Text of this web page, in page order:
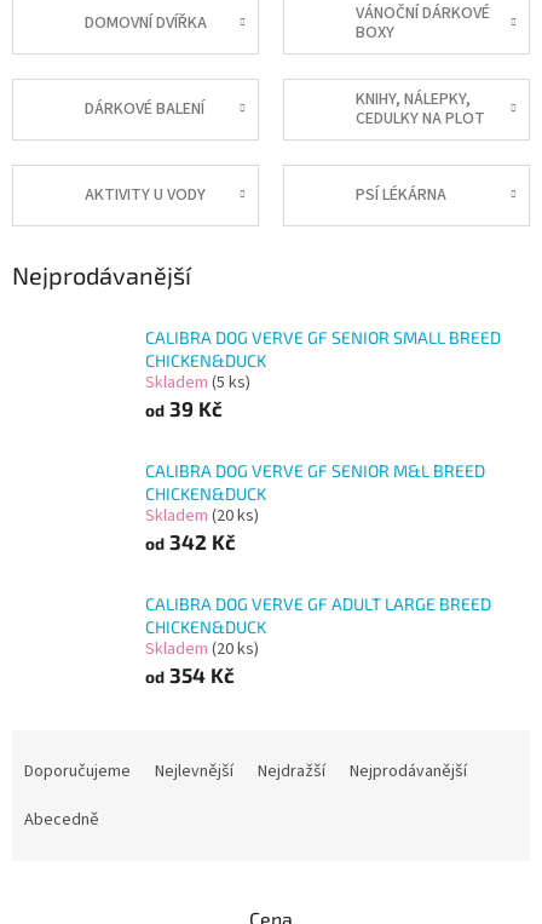
DOMOVNÍ DVÍŘKA
VÁNOČNÍ DÁRKOVÉ
BOXY
DÁRKOVÉ BALENÍ
KNIHY, NÁLEPKY,
CEDULKY NA PLOT
AKTIVITY U VODY PSÍ LÉKÁRNA
Nejprodávanější
CALIBRA DOG VERVE GF SENIOR SMALL BREED
CHICKEN&DUCK
Skladem (5 ks)
od 39 Kč
CALIBRA DOG VERVE GF SENIOR M&L BREED
CHICKEN&DUCK
Skladem (20 ks)
od 342 Kč
CALIBRA DOG VERVE GF ADULT LARGE BREED
CHICKEN&DUCK
Skladem (20 ks)
od 354 Kč
Doporučujeme Nejlevnější Nejdražší
Nejprodávanější
Abecedně
Cena